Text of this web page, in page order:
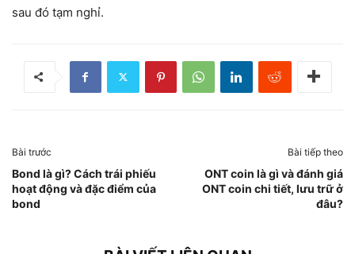
sau đó tạm nghỉ.
Bài trước
Bond là gì? Cách trái phiếu
hoạt động và đặc điểm của
bond
Bài tiếp theo
ONT coin là gì và đánh giá
ONT coin chi tiết, lưu trữ ở
đâu?